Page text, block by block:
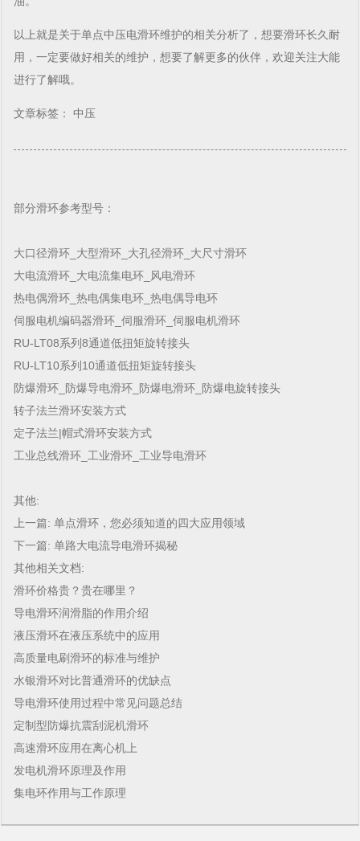
以上就是关于单点中压电滑环维护的相关分析了，想要滑环长久耐
用，一定要做好相关的维护，想要了解更多的伙伴，欢迎关注大能
进行了解哦。
文章标签： 中压
部分滑环参考型号：
大口径滑环_大型滑环_大孔径滑环_大尺寸滑环
大电流滑环_大电流集电环_风电滑环
热电偶滑环_热电偶集电环_热电偶导电环
伺服电机编码器滑环_伺服滑环_伺服电机滑环
RU-LT08系列8通道低扭矩旋转接头
RU-LT10系列10通道低扭矩旋转接头
防爆滑环_防爆导电滑环_防爆电滑环_防爆电旋转接头
转子法兰滑环安装方式
定子法兰|帽式滑环安装方式
工业总线滑环_工业滑环_工业导电滑环
其他:
上一篇:单点滑环，您必须知道的四大应用领域
下一篇:单路大电流导电滑环揭秘
其他相关文档:
滑环价格贵？贵在哪里？
导电滑环润滑脂的作用介绍
液压滑环在液压系统中的应用
高质量电刷滑环的标准与维护
水银滑环对比普通滑环的优缺点
导电滑环使用过程中常见问题总结
定制型防爆抗震刮泥机滑环
高速滑环应用在离心机上
发电机滑环原理及作用
集电环作用与工作原理